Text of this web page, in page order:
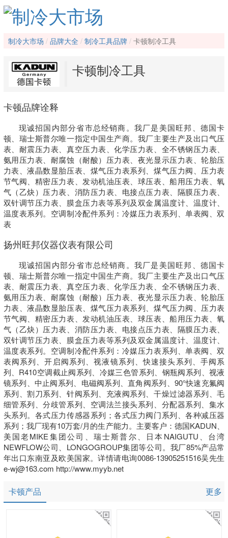
制冷大市场 品牌大全 制冷工具品牌 卡顿制冷工具
卡顿制冷工具
卡顿品牌诠释
现诚招国内部分省市总经销商。我厂是美国旺邦、德国卡
顿、瑞士斯普尔唯一指定中国生产商。我厂主要生产及出口气压
表、耐震压力表、真空压力表、化学压力表、全不锈钢压力表、
氨用压力表、耐腐蚀（耐酸）压力表、夜光显示压力表、轮胎压
力表、液晶数显胎压表、煤气压力表系列、煤气压力阀、压力表
节气阀、精密压力表、发动机油压表、球压表、船用压力表、氧
气（乙炔）压力表、消防压力表、电接点压力表、隔膜压力表、
双针调节压力表、膜盒压力表等系列及双金属温度计、温度计、
温度表系列。空调制冷配件系列：冷媒压力表系列、单表阀、双
表
扬州旺邦仪器仪表有限公司
现诚招国内部分省市总经销商。我厂是美国旺邦、德国卡
顿、瑞士斯普尔唯一指定中国生产商。我厂主要生产及出口气压
表、耐震压力表、真空压力表、化学压力表、全不锈钢压力表、
氨用压力表、耐腐蚀（耐酸）压力表、夜光显示压力表、轮胎压
力表、液晶数显胎压表、煤气压力表系列、煤气压力阀、压力表
节气阀、精密压力表、发动机油压表、球压表、船用压力表、氧
气（乙炔）压力表、消防压力表、电接点压力表、隔膜压力表、
双针调节压力表、膜盒压力表等系列及双金属温度计、温度计、
温度表系列。空调制冷配件系列：冷媒压力表系列、单表阀、双
表阀系列、开启阀系列、视液镜系列、快速接头系列、手阀系
列、R410空调截止阀系列、冷媒三色管系列、钢瓶阀系列、视液
镜系列、中止阀系列、电磁阀系列、直角阀系列、90°快速充氟阀
系列、割刀系列、针阀系列、充液阀系列、干燥过滤器系列、毛
细管系列、分歧管系列、空调法兰接头系列、分配器系列、集水
头系列。各式压力传感器系列；各式压力阀门系列、各种减压器
系列；我厂现有10万套/月的生产能力。主要客户：德国KADUN、
美国老MIKE集团公司、瑞士斯普尔、日本NAIGUTU、台湾
NEWFLOW公司、LONGOGROUP集团等公司。我厂85%产品常
年出口东南亚及欧美国家。详情请电询0086-13905251516吴先生
e-wj@163.com http://www.myyb.net
卡顿产品 更多